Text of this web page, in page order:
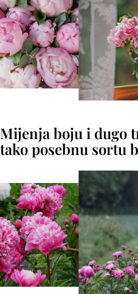
Mijenja boju i dugo
tako posebnu sortu